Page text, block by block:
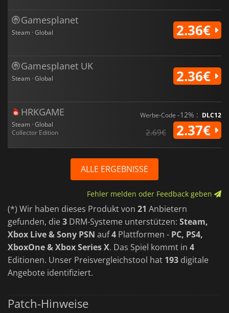
Gamesplanet
Steam · Global 2.36€
Gamesplanet UK
Steam · Global 2.36€
HRKGAME
Steam · Global
Collector Edition
Werbe-Code -12% : DLC12
2.69€ 2.37€
ALLE ERGEBNISSE
Fehler melden oder Feedback geben
(*) Wir haben dieses Produkt von 21 Anbietern
gefunden, die3 DRM-Systeme unterstützen: Steam,
Xbox Live & Sony PSN auf4 Plattformen - PC, PS4,
XboxOne & Xbox Series X. Das Spiel kommt in 4
Editionen. Unser Preisvergleichstool hat 193 digitale
Angebote identifiziert.
Patch-Hinweise